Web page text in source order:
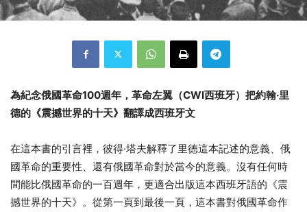
為紀念俄國革命100週年，革命左翼（CWI西班牙）把約翰·里
德的《震撼世界的十天》翻譯成西班牙文
在這本書的引言裡，彼得·塔夫解釋了里德這本記述的意義、俄
國革命的重要性、還有俄國革命對於當今的意義。沒有任何時
間能比俄國革命的一百週年，更適合出版這本西班牙語的《震
撼世界的十天》。從第一頁到最後一頁，這本書對俄國革命作